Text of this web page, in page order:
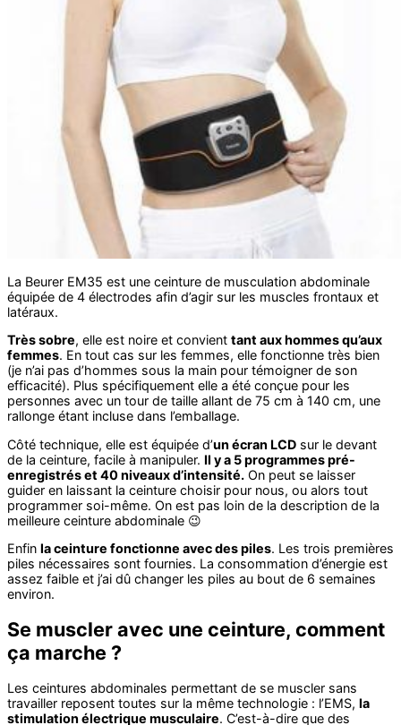
La Beurer EM35 est une ceinture de musculation abdominale
équipée de 4 électrodes afin d’agir sur les muscles frontaux et
latéraux.
Très sobre, elle est noire et convient tant aux hommes qu’aux
femmes. En tout cas sur les femmes, elle fonctionne très bien
(je n’ai pas d’hommes sous la main pour témoigner de son
efficacité). Plus spécifiquement elle a été conçue pour les
personnes avec un tour de taille allant de 75 cm à 140 cm, une
rallonge étant incluse dans l’emballage.
Côté technique, elle est équipée d’un écran LCD sur le devant
de la ceinture, facile à manipuler. Il y a 5 programmes pré-
enregistrés et 40 niveaux d’intensité. On peut se laisser
guider en laissant la ceinture choisir pour nous, ou alors tout
programmer soi-même. On est pas loin de la description de la
meilleure ceinture abdominale 😉
Enfin la ceinture fonctionne avec des piles. Les trois premières
piles nécessaires sont fournies. La consommation d’énergie est
assez faible et j’ai dû changer les piles au bout de 6 semaines
environ.
Se muscler avec une ceinture, comment
ça marche ?
Les ceintures abdominales permettant de se muscler sans
travailler reposent toutes sur la même technologie : l’EMS, la
stimulation électrique musculaire. C’est-à-dire que des